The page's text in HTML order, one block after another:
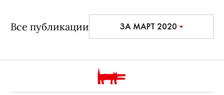
Все публикации ЗА МАРТ 2020